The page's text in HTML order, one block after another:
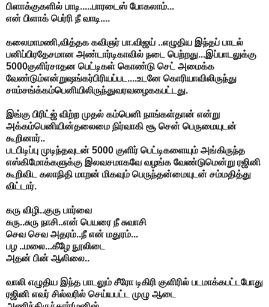
பிளாக்குகளில் பாடி.....பாரடைஸ் போகலாம்...
என் பிளாக் பெர்ரி நீ வாடி....
கலைமாமணி,வித்தக கவிஞர் பா.விஜய் ..எழுதிய இந்தப் பாடல்
பனிப்பிரதேசமான அண்டார்டிகாவில் நடை பெற்றது...இப்பாடலுக்கு
5000குளிர்சாதன பெட்டிகள் கொண்டு செட் அமைக்க
வேண்டும்என்றுஷங்கர்பிரியப்பட....உடனே கொரியாவிலிருந்து
சாம்சங்க்கம்பெனியிலிருந்துவரவழைககபட்டது.
இங்கு பிரிட்ஜ் விற்ற முதல் கம்பெனி நாங்கள்தான் என்று
அக்கம்பெனியின்தலைமை நிர்வாகி சூ சென் பெருமையுடன்
கூறினார்..
படபிடிப்பு முடிந்தவுடன் 5000 குளிர் பெட்டிகளையும் அங்கிருந்த
எஸ்கிமோக்களுக்கு இலவசமாகவே வழங்க வேண்டுமென்று ரஜினி
கூறிவிட கலாநிதி மாறன் மிகவும் பெருந்தன்மையுடன் சம்மதித்து
விட்டார்.
கரு விழி..குரு பார்வை
சுரு..சுரு நாசி..என் பெயரை நீ சுவாசி
செவ செவ அதரம்..நீ என் மதுரம்...
பழ ..மலை...கீழே நூலிடை
அதன் பின் ஆலிலை..
வாலி எழுதிய இந்த பாடலும் சீரோ டிகிரி குளிரில் படமாக்கபட்டபோது
ரஜினி எவர் சில்வரில் செய்யபட்ட முழு ஆடை